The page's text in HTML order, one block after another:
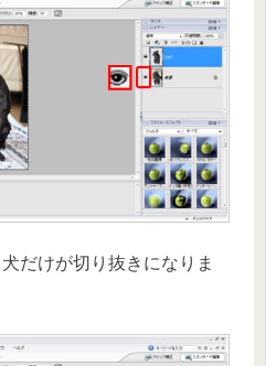
だけが切り抜きになりま